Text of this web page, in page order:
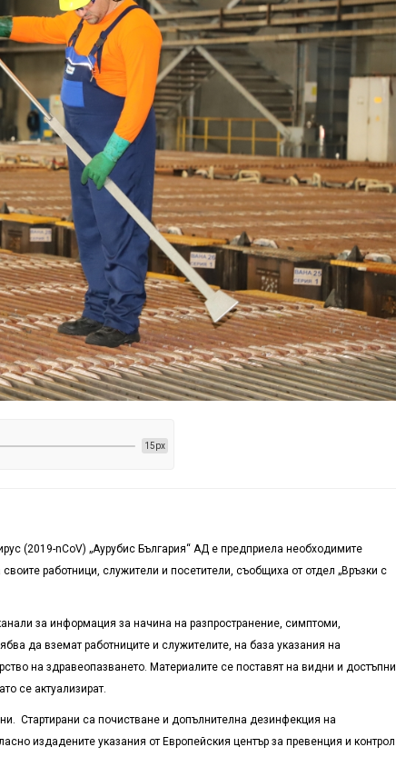
15px
(2019-nCoV) „Аурубис България“ АД е предприела необходимите
работници, служители и посетители, съобщиха от отдел „Връзки с
за информация за начина на разпространение, симптоми,
да вземат работниците и служителите, на база указания на
на здравеопазването. Материалите се поставят на видни и достъпни
се актуализират.
Стартирани са почистване и допълнителна дезинфекция на
издадените указания от Европейския център за превенция и контрол